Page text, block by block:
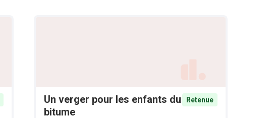
Un verger pour les enfants du
bitume
Retenue